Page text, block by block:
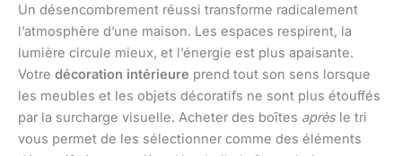
Un désencombrement réussi transforme radicalement
l’atmosphère d’une maison. Les espaces respirent, la
lumière circule mieux, et l’énergie est plus apaisante.
Votre décoration intérieure prend tout son sens lorsque
les meubles et les objets décoratifs ne sont plus étouffés
par la surcharge visuelle. Acheter des boîtes aprèsle tri
vous permet de les sélectionner comme des éléments